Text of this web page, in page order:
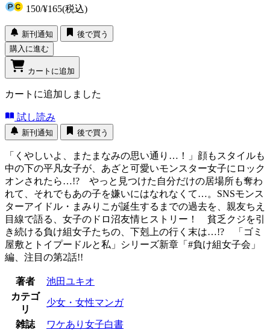
150/¥165(税込)
新刊通知
後で買う
購入に進む
カートに追加
カートに追加しました
試し読み
新刊通知 後で買う
「くやしいよ、またまなみの思い通り…！」顔もスタイルも
中の下の平凡女子が、あざと可愛いモンスター女子にロック
オンされたら…!? やっと見つけた自分だけの居場所も奪わ
れて、それでもあの子を嫌いにはなれなくて…。SNSモンス
ターアイドル・まみりこが誕生するまでの過去を、親友ちえ
目線で語る、女子のドロ沼友情ヒストリー！ 貧乏クジを引
き続ける負け組女子たちの、下剋上の行く末は…!? 「ゴミ
屋敷とトイプードルと私」シリーズ新章「#負け組女子会」
編、注目の第2話!!
著者
池田ユキオ
カテゴ
リ
少女・女性マンガ
雑誌
ワケあり女子白書